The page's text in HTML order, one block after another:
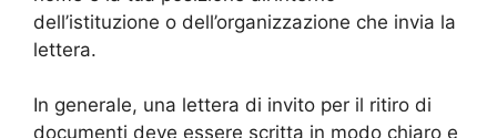
dell’istituzione o dell’organizzazione che invia la
lettera.
In generale, una lettera di invito per il ritiro di
documenti deve essere scritta in modo chiaro e